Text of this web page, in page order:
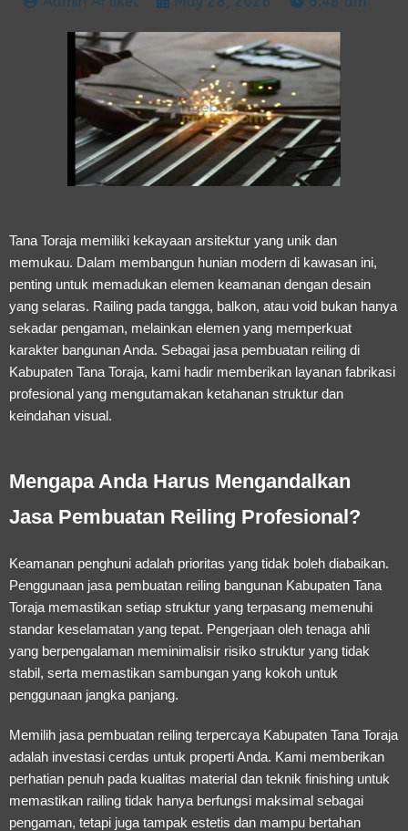
Tana Toraja memiliki kekayaan arsitektur yang unik dan
memukau. Dalam membangun hunian modern di kawasan ini,
penting untuk memadukan elemen keamanan dengan desain
yang selaras. Railing pada tangga, balkon, atau void bukan hanya
sekadar pengaman, melainkan elemen yang memperkuat
karakter bangunan Anda. Sebagai jasa pembuatan reiling di
Kabupaten Tana Toraja, kami hadir memberikan layanan fabrikasi
profesional yang mengutamakan ketahanan struktur dan
keindahan visual.
Mengapa Anda Harus Mengandalkan
Jasa Pembuatan Reiling Profesional?
Keamanan penghuni adalah prioritas yang tidak boleh diabaikan.
Penggunaan jasa pembuatan reiling bangunan Kabupaten Tana
Toraja memastikan setiap struktur yang terpasang memenuhi
standar keselamatan yang tepat. Pengerjaan oleh tenaga ahli
yang berpengalaman meminimalisir risiko struktur yang tidak
stabil, serta memastikan sambungan yang kokoh untuk
penggunaan jangka panjang.
Memilih jasa pembuatan reiling terpercaya Kabupaten Tana Toraja
adalah investasi cerdas untuk properti Anda. Kami memberikan
perhatian penuh pada kualitas material dan teknik finishing untuk
memastikan railing tidak hanya berfungsi maksimal sebagai
pengaman, tetapi juga tampak estetis dan mampu bertahan